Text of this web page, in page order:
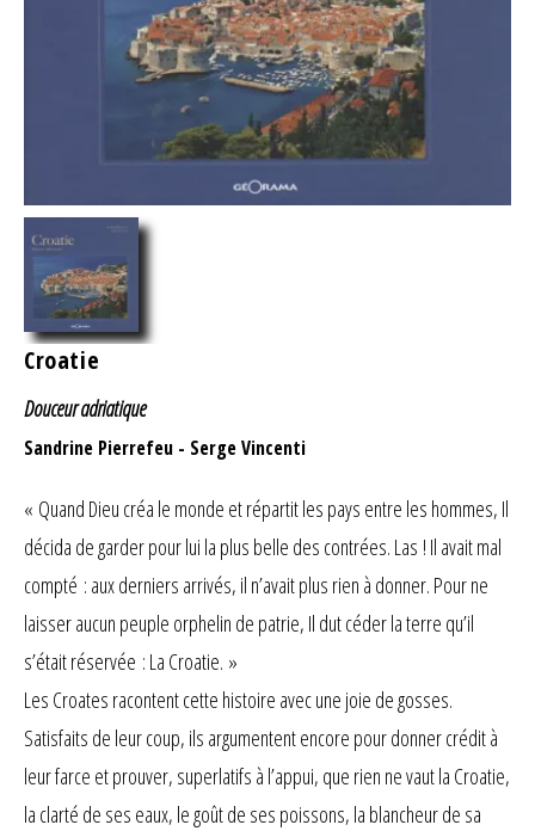
Croatie
Douceur adriatique
Sandrine Pierrefeu - Serge Vincenti
« Quand Dieu créa le monde et répartit les pays entre les hommes, Il
décida de garder pour lui la plus belle des contrées. Las ! Il avait mal
compté : aux derniers arrivés, il n’avait plus rien à donner. Pour ne
laisser aucun peuple orphelin de patrie, Il dut céder la terre qu’il
s’était réservée : La Croatie. »
Les Croates racontent cette histoire avec une joie de gosses.
Satisfaits de leur coup, ils argumentent encore pour donner crédit à
leur farce et prouver, superlatifs à l’appui, que rien ne vaut la Croatie,
la clarté de ses eaux, le goût de ses poissons, la blancheur de sa